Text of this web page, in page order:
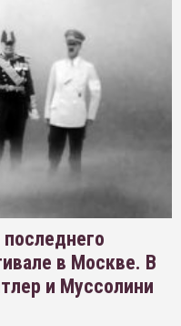
в Москве. В
и Муссолини